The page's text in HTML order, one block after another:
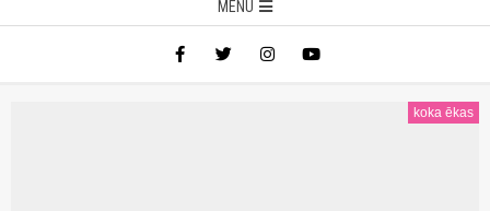
Navigation
MENU
koka ēkas